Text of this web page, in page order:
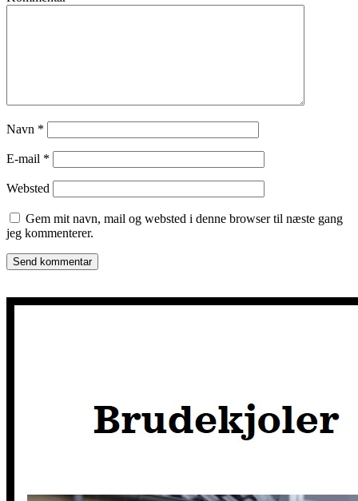
Navn *
E-mail *
Websted
Gem mit navn, mail og websted i denne browser til næste gang
jeg kommenterer.